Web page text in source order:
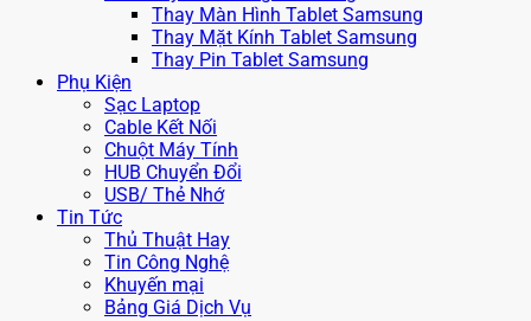
Thay Màn Hình Tablet Samsung
Thay Mặt Kính Tablet Samsung
Thay Pin Tablet Samsung
Phụ Kiện
Sạc Laptop
Cable Kết Nối
Chuột Máy Tính
HUB Chuyển Đổi
USB/ Thẻ Nhớ
Tin Tức
Thủ Thuật Hay
Tin Công Nghệ
Khuyến mại
Bảng Giá Dịch Vụ